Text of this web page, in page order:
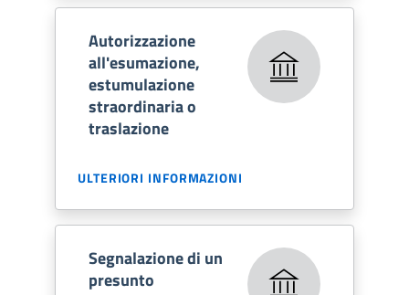
Autorizzazione
all'esumazione,
estumulazione
straordinaria o
traslazione
ULTERIORI INFORMAZIONI
Segnalazione di un
presunto